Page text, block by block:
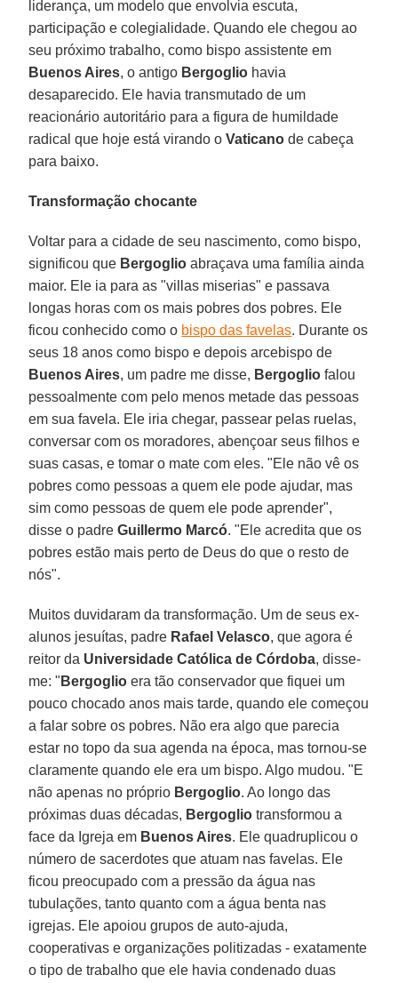
liderança, um modelo que envolvia escuta,
participação e colegialidade. Quando ele chegou ao
seu próximo trabalho, como bispo assistente em
Buenos Aires, o antigo Bergoglio havia
desaparecido. Ele havia transmutado de um
reacionário autoritário para a figura de humildade
radical que hoje está virando oVaticano de cabeça
para baixo.
Transformação chocante
Voltar para a cidade de seu nascimento, como bispo,
significou que Bergoglio abraçava uma família ainda
maior. Ele ia para as "villas miserias" e passava
longas horas com os mais pobres dos pobres. Ele
ficou conhecido como o bispo das favelas. Durante os
seus 18 anos como bispo e depois arcebispo de
Buenos Aires, um padre me disse, Bergoglio falou
pessoalmente com pelo menos metade das pessoas
em sua favela. Ele iria chegar, passear pelas ruelas,
conversar com os moradores, abençoar seus filhos e
suas casas, e tomar o mate com eles. "Ele não vê os
pobres como pessoas a quem ele pode ajudar, mas
sim como pessoas de quem ele pode aprender",
disse o padreGuillermo Marcó. "Ele acredita que os
pobres estão mais perto de Deus do que o resto de
nós".
Muitos duvidaram da transformação. Um de seus ex-
alunos jesuítas, padre Rafael Velasco, que agora é
reitor da Universidade Católica de Córdoba, disse-
me: " Bergoglio era tão conservador que fiquei um
pouco chocado anos mais tarde, quando ele começou
a falar sobre os pobres. Não era algo que parecia
estar no topo da sua agenda na época, mas tornou-se
claramente quando ele era um bispo. Algo mudou. "E
não apenas no próprio Bergoglio. Ao longo das
próximas duas décadas, Bergoglio transformou a
face da Igreja em Buenos Aires. Ele quadruplicou o
número de sacerdotes que atuam nas favelas. Ele
ficou preocupado com a pressão da água nas
tubulações, tanto quanto com a água benta nas
igrejas. Ele apoiou grupos de auto-ajuda,
cooperativas e organizações politizadas - exatamente
o tipo de trabalho que ele havia condenado duas